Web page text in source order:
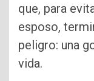
que, para
esposo,
peligro: una
vida.